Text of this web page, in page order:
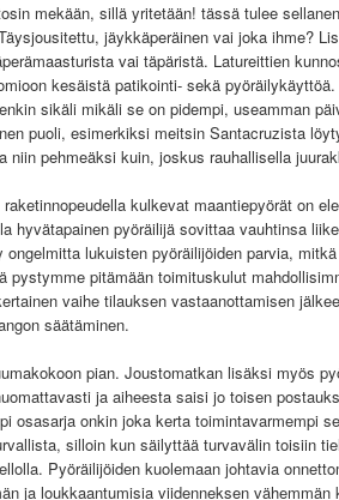
mekään, sillä yritetään! tässä tulee
jäykkäperäinen vai joka ihme?
vai täpäristä. Latureittien
kesäistä patikointi- sekä
sikäli mikäli se on pidempi, useamman
puoli, esimerkiksi meitsin Santacruzista
niin pehmeäksi kuin, joskus rauhallisella
kulkevat maantiepyörät on
hyvätapainen pyöräilijä sovittaa vauhtinsa
lukuisten pyöräilijöiden parvia,
pystymme pitämään toimituskulut
vaihe tilauksen vastaanottamisen
säätäminen.
pian. Joustomatkan lisäksi myös
ja aiheesta saisi jo toisen
osasarja onkin joka kerta toimintavarmempi
silloin kun säilyttää turvavälin toisiin
Pyöräilijöiden kuolemaan johtavia
ja loukkaantumisia viidenneksen